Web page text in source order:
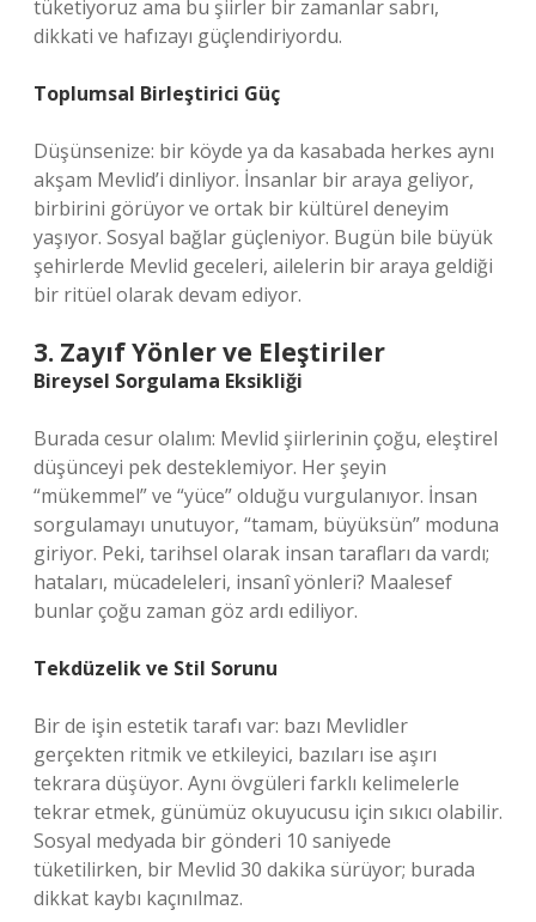
tüketiyoruz ama bu şiirler bir zamanlar sabrı,
dikkati ve hafızayı güçlendiriyordu.
Toplumsal Birleştirici Güç
Düşünsenize: bir köyde ya da kasabada herkes aynı
akşam Mevlid’i dinliyor. İnsanlar bir araya geliyor,
birbirini görüyor ve ortak bir kültürel deneyim
yaşıyor. Sosyal bağlar güçleniyor. Bugün bile büyük
şehirlerde Mevlid geceleri, ailelerin bir araya geldiği
bir ritüel olarak devam ediyor.
3. Zayıf Yönler ve Eleştiriler
Bireysel Sorgulama Eksikliği
Burada cesur olalım: Mevlid şiirlerinin çoğu, eleştirel
düşünceyi pek desteklemiyor. Her şeyin
“mükemmel” ve “yüce” olduğu vurgulanıyor. İnsan
sorgulamayı unutuyor, “tamam, büyüksün” moduna
giriyor. Peki, tarihsel olarak insan tarafları da vardı;
hataları, mücadeleleri, insanî yönleri? Maalesef
bunlar çoğu zaman göz ardı ediliyor.
Tekdüzelik ve Stil Sorunu
Bir de işin estetik tarafı var: bazı Mevlidler
gerçekten ritmik ve etkileyici, bazıları ise aşırı
tekrara düşüyor. Aynı övgüleri farklı kelimelerle
tekrar etmek, günümüz okuyucusu için sıkıcı olabilir.
Sosyal medyada bir gönderi 10 saniyede
tüketilirken, bir Mevlid 30 dakika sürüyor; burada
dikkat kaybı kaçınılmaz.